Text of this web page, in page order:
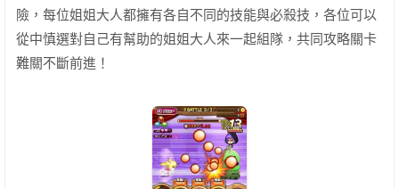
險，每位姐姐大人都擁有各自不同的技能與必殺技，各位可以
從中慎選對自己有幫助的姐姐大人來一起組隊，共同攻略關卡
難關不斷前進！